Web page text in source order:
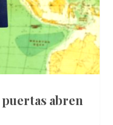
abren